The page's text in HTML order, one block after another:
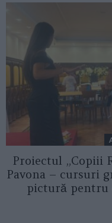
Proiectul „Copiii
Pavona – cursuri
pictură pentru